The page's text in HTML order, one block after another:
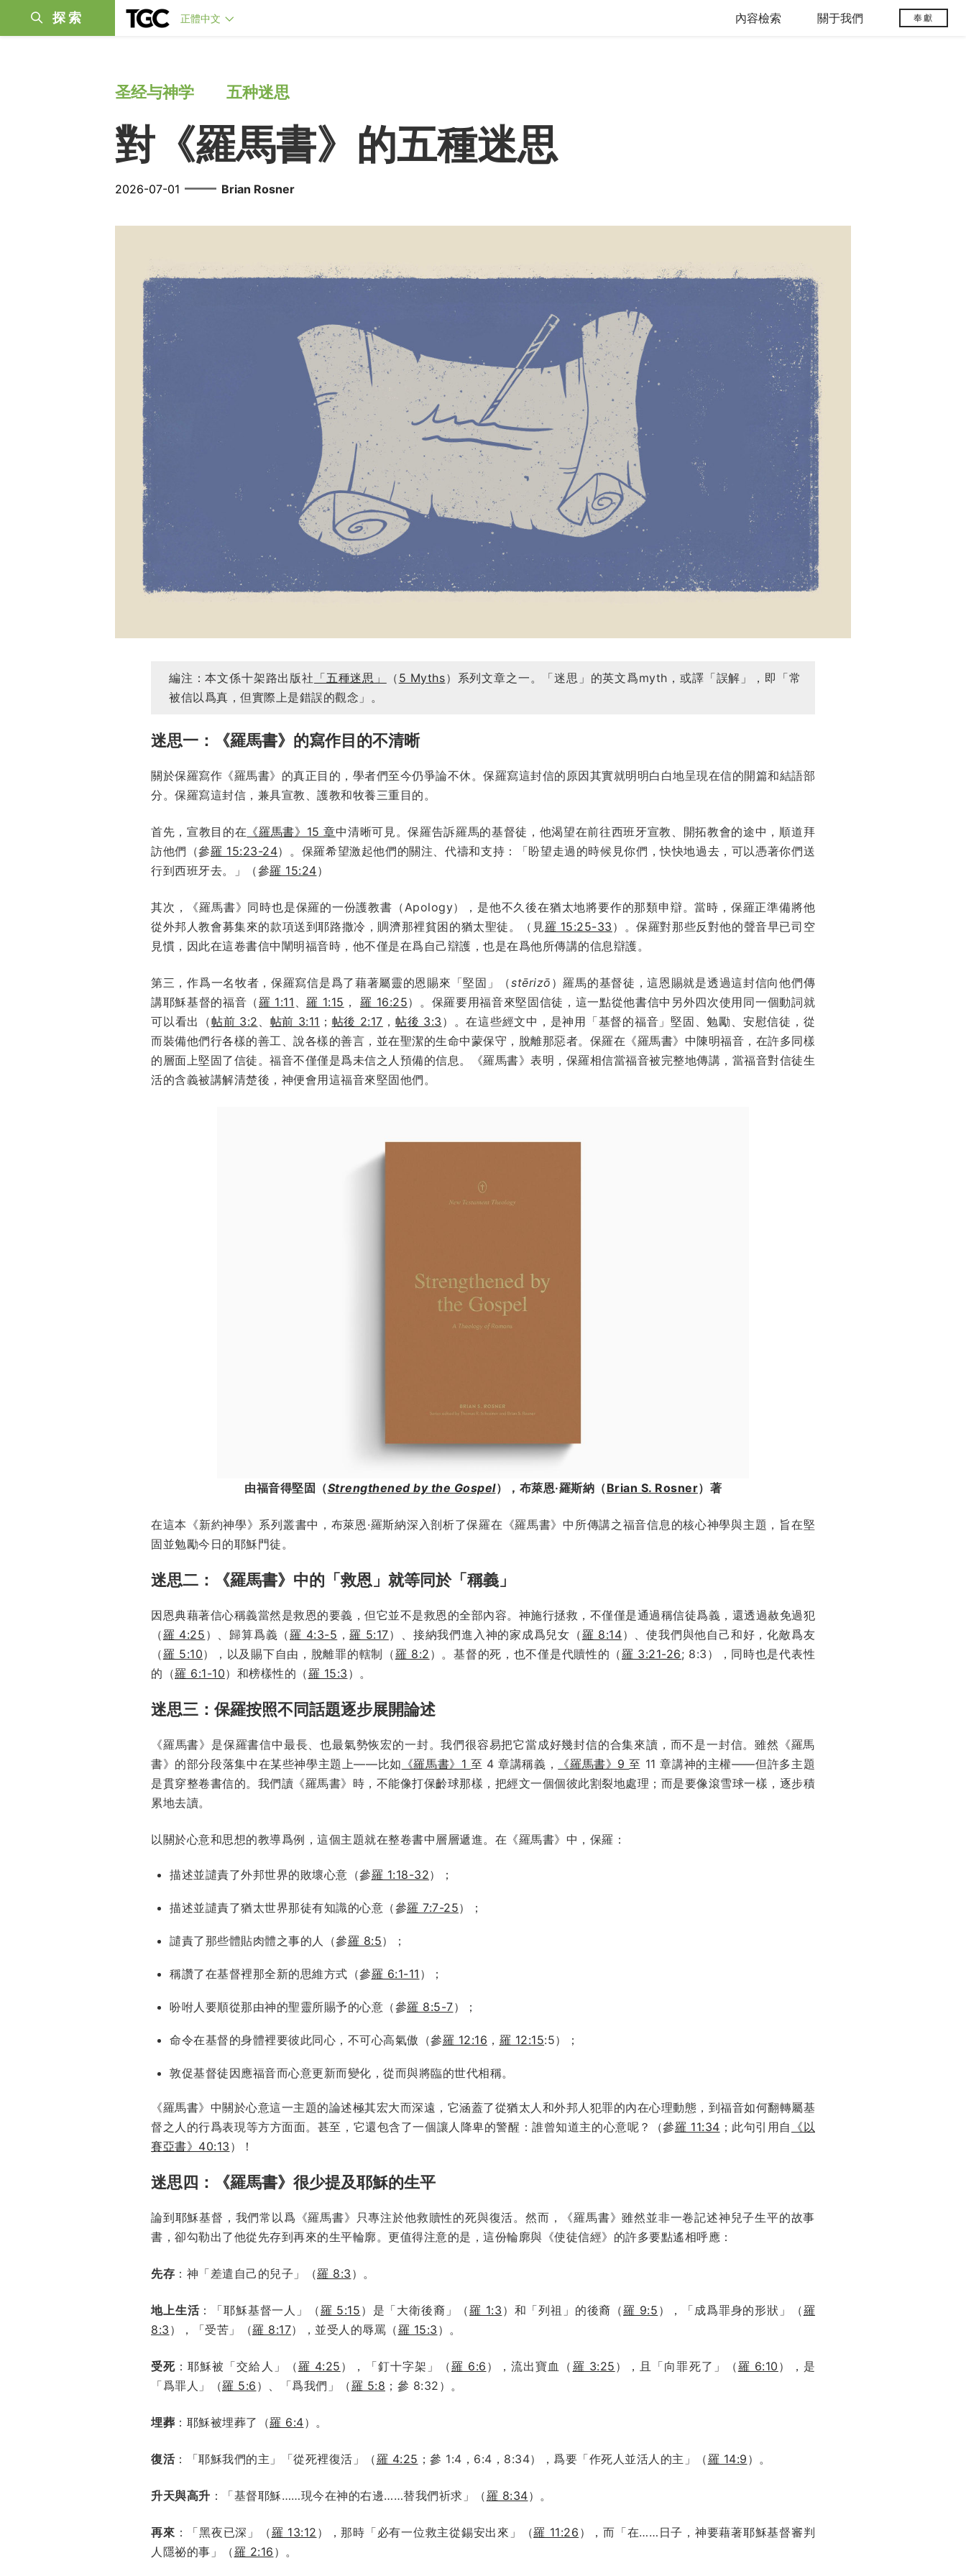
探索 正體中文 內容檢索 關于我們 奉獻
圣经与神学 五种迷思
對《羅馬書》的五種迷思
2026-07-01 —— Brian Rosner
編注：本文係十架路出版社 「五種迷思」 （ 5 Myths）系列文章之一。「迷思」的英文爲myth，或譯「誤解」，即「常
被信以爲真，但實際上是錯誤的觀念」。
迷思一：《羅馬書》的寫作目的不清晰
關於保羅寫作《羅馬書》的真正目的，學者們至今仍爭論不休。保羅寫這封信的原因其實就明明白白地呈現在信的開篇和結語部
分。保羅寫這封信，兼具宣教、護教和牧養三重目的。
首先，宣教目的在 《羅馬書》15 章中清晰可見。保羅告訴羅馬的基督徒，他渴望在前往西班牙宣教、開拓教會的途中，順道拜
訪他們（參羅 15:23-24）。保羅希望激起他們的關注、代禱和支持：「盼望走過的時候見你們，快快地過去，可以憑著你們送
行到西班牙去。」（參羅 15:24）
其次，《羅馬書》同時也是保羅的一份護教書（Apology），是他不久後在猶太地將要作的那類申辯。當時，保羅正準備將他
從外邦人教會募集來的款項送到耶路撒冷，賙濟那裡貧困的猶太聖徒。（見羅 15:25-33 ）。保羅對那些反對他的聲音早已司空
見慣，因此在這卷書信中闡明福音時，他不僅是在爲自己辯護，也是在爲他所傳講的信息辯護。
第三，作爲一名牧者，保羅寫信是爲了藉著屬靈的恩賜來「堅固」（stērizō ）羅馬的基督徒，這恩賜就是透過這封信向他們傳
講耶穌基督的福音（羅 1:11 、羅 1:15 ，羅 16:25）。保羅要用福音來堅固信徒，這一點從他書信中另外四次使用同一個動詞就
可以看出（帖前 3:2 帖前 3:11 ； 帖後 2:17 ， 帖後 3:3 ）。在這些經文中，是神用「基督的福音」堅固、勉勵、安慰信徒，從
而裝備他們行各樣的善工、說各樣的善言，並在聖潔的生命中蒙保守，脫離那惡者。保羅在《羅馬書》中陳明福音，在許多同樣
的層面上堅固了信徒。福音不僅僅是爲未信之人預備的信息。《羅馬書》表明，保羅相信當福音被完整地傳講，當福音對信徒生
活的含義被講解清楚後，神便會用這福音來堅固他們。
由福音得堅固（Strengthened by the Gospel），布萊恩·羅斯納（Brian S. Rosner）著
在這本《新約神學》系列叢書中，布萊恩·羅斯納深入剖析了保羅在《羅馬書》中所傳講之福音信息的核心神學與主題，旨在堅
固並勉勵今日的耶穌門徒。
迷思二：《羅馬書》中的「救恩」就等同於「稱義」
因恩典藉著信心稱義當然是救恩的要義，但它並不是救恩的全部內容。神施行拯救，不僅僅是通過稱信徒爲義，還透過赦免過犯
（羅 4:25 ）、歸算爲義（羅 4:3-5 ，羅 5:17）、接納我們進入神的家成爲兒女（羅 8:14）、使我們與他自己和好，化敵爲友
（羅 5:10），以及賜下自由，脫離罪的轄制（羅 8:2 ）。基督的死，也不僅是代贖性的（羅 3:21-26; 8:3），同時也是代表性
的（羅 6:1-10）和榜樣性的（羅 15:3 ）。
迷思三：保羅按照不同話題逐步展開論述
《羅馬書》是保羅書信中最長、也最氣勢恢宏的一封。我們很容易把它當成好幾封信的合集來讀，而不是一封信。雖然《羅馬
書》的部分段落集中在某些神學主題上——比如 《羅馬書》1 至 4 章講稱義， 《羅馬書》9至 11 章講神的主權——但許多主題
是貫穿整卷書信的。我們讀《羅馬書》時，不能像打保齡球那樣，把經文一個個彼此割裂地處理；而是要像滾雪球一樣，逐步積
累地去讀。
以關於心意和思想的教導爲例，這個主題就在整卷書中層層遞進。在《羅馬書》中，保羅：
描述並譴責了外邦世界的敗壞心意（參羅 1:18-32）；
描述並譴責了猶太世界那徒有知識的心意（參羅 7:7-25）；
譴責了那些體貼肉體之事的人（參羅 8:5）；
稱讚了在基督裡那全新的思維方式（參羅 6:1-11 ）；
吩咐人要順從那由神的聖靈所賜予的心意（參羅 8:5-7）；
命令在基督的身體裡要彼此同心，不可心高氣傲（參羅 12:16 ， 羅 12:15:5）；
敦促基督徒因應福音而心意更新而變化，從而與將臨的世代相稱。
《羅馬書》中關於心意這一主題的論述極其宏大而深遠，它涵蓋了從猶太人和外邦人犯罪的內在心理動態，到福音如何翻轉屬基
督之人的行爲表現等方方面面。甚至，它還包含了一個讓人降卑的警醒：誰曾知道主的心意呢？（參羅 11:34 ；此句引用自 《以
賽亞書》40:13 ）！
迷思四：《羅馬書》很少提及耶穌的生平
論到耶穌基督，我們常以爲《羅馬書》只專注於他救贖性的死與復活。然而，《羅馬書》雖然並非一卷記述神兒子生平的故事
書，卻勾勒出了他從先存到再來的生平輪廓。更值得注意的是，這份輪廓與《使徒信經》的許多要點遙相呼應：
先存 ：神「差遣自己的兒子」（羅 8:3 ）。
地上生活：「耶穌基督一人」（羅 5:15 ）是「大衛後裔」（羅 1:3 ）和「列祖」的後裔（羅 9:5 ），「成爲罪身的形狀」（羅
8:3 ），「受苦」（羅 8:17），並受人的辱罵（羅 15:3 ）。
受死 ：耶穌被「交給人」（羅 4:25 ），「釘十字架」（羅 6:6 ），流出寶血（ 羅 3:25 ），且「向罪死了」（羅 6:10 ），是
「爲罪人」（羅 5:6 ）、「爲我們」（羅 5:8 ；參 8:32）。
埋葬 ：耶穌被埋葬了（羅 6:4）。
復活：「耶穌我們的主」「從死裡復活」（羅 4:25 ；參 1:4，6:4，8:34），爲要「作死人並活人的主」（羅 14:9 ）。
升天與高升 ：「基督耶穌……現今在神的右邊……替我們祈求」（羅 8:34）。
再來 ：「黑夜已深」（羅 13:12 ），那時「必有一位救主從錫安出來」（羅 11:26 ），而「在……日子，神要藉著耶穌基督審判
人隱祕的事」（羅 2:16 ）。